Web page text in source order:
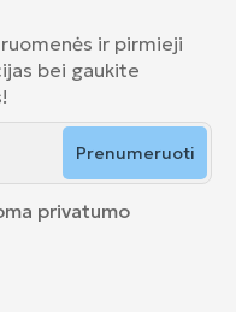
ir pirmieji
bei gaukite
Prenumeruoti
privatumo